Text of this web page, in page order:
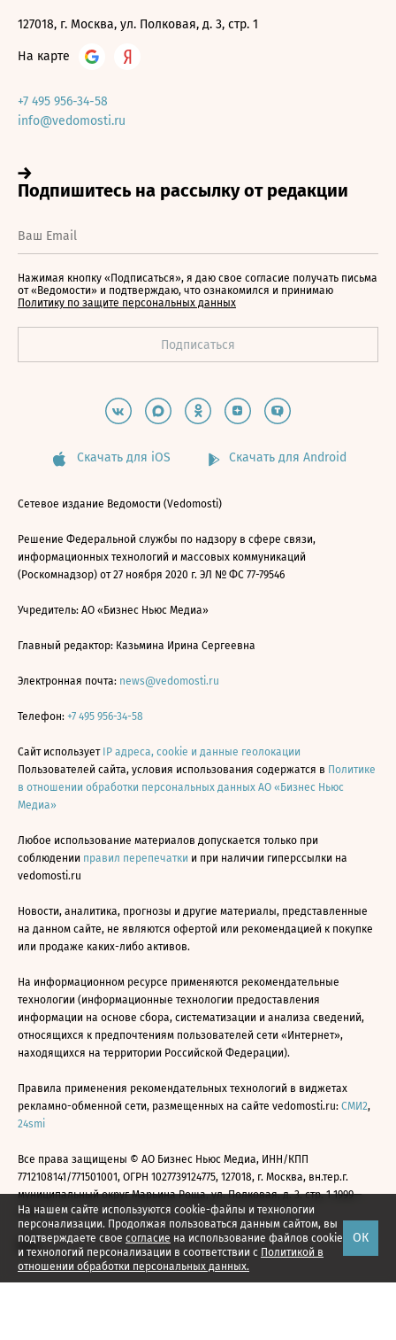
На нашем сайте используются cookie-файлы и технологии
персонализации. Продолжая пользоваться данным сайтом, вы
подтверждаете свое согласие на использование файлов cookie
и технологий персонализации в соответствии с Политикой в
отношении обработки персональных данных.
ОК
127018, г. Москва, ул. Полковая, д. 3, стр. 1
На карте
+7 495 956-34-58
info@vedomosti.ru
Нажимая кнопку «Подписаться», я даю свое согласие получать письма
от «Ведомости» и подтверждаю, что ознакомился и принимаю
Политику по защите персональных данных
Скачать для iOS Скачать для Android
Сетевое издание Ведомости (Vedomosti)
Решение Федеральной службы по надзору в сфере связи,
информационных технологий и массовых коммуникаций
(Роскомнадзор) от 27 ноября 2020 г. ЭЛ № ФС 77-79546
Учредитель: АО «Бизнес Ньюс Медиа»
Главный редактор: Казьмина Ирина Сергеевна
Электронная почта: news@vedomosti.ru
Телефон: +7 495 956-34-58
Сайт использует IP адреса, cookie и данные геолокации
Пользователей сайта, условия использования содержатся в Политике
в отношении обработки персональных данных АО «Бизнес Ньюс
Медиа»
Любое использование материалов допускается только при
соблюдении правил перепечатки и при наличии гиперссылки на
vedomosti.ru
Новости, аналитика, прогнозы и другие материалы, представленные
на данном сайте, не являются офертой или рекомендацией к покупке
или продаже каких-либо активов.
На информационном ресурсе применяются рекомендательные
технологии (информационные технологии предоставления
информации на основе сбора, систематизации и анализа сведений,
относящихся к предпочтениям пользователей сети «Интернет»,
находящихся на территории Российской Федерации).
Правила применения рекомендательных технологий в виджетах
рекламно-обменной сети, размещенных на сайте vedomosti.ru: СМИ2,
24smi
Все права защищены © АО Бизнес Ньюс Медиа, ИНН/КПП
7712108141/771501001, ОГРН 1027739124775, 127018, г. Москва, вн.тер.г.
муниципальный округ Марьина Роща, ул. Полковая, д. 3, стр. 1 1999—
2026